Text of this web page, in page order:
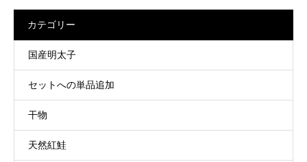
カテゴリー
国産明太子
セットへの単品追加
干物
天然紅鮭